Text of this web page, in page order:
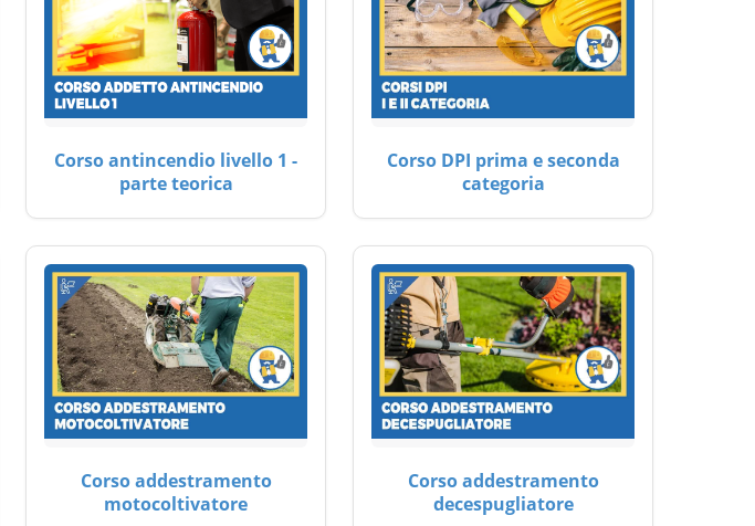
Corso antincendio livello 1 -
parte teorica
Corso DPI prima e seconda
categoria
Corso addestramento
motocoltivatore
Corso addestramento
decespugliatore